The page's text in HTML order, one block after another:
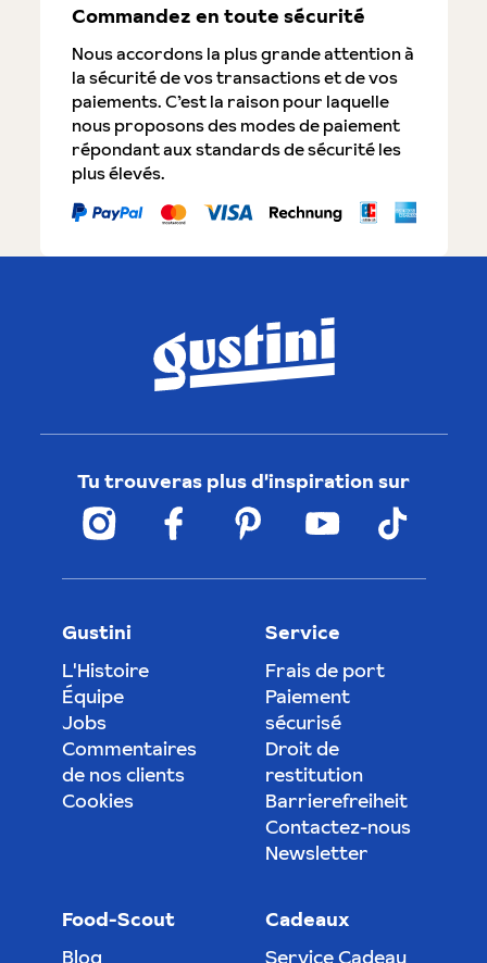
Commandez en toute sécurité
Nous accordons la plus grande attention à
la sécurité de vos transactions et de vos
paiements. C’est la raison pour laquelle
nous proposons des modes de paiement
répondant aux standards de sécurité les
plus élevés.
Tu trouveras plus d'inspiration sur
Gustini
L'Histoire
Équipe
Jobs
Commentaires
de nos clients
Cookies
Service
Frais de port
Paiement
sécurisé
Droit de
restitution
Barrierefreiheit
Contactez-nous
Newsletter
Food-Scout
Blog
Cadeaux
Service Cadeau